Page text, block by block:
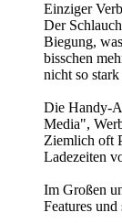
Einziger
Der
Biegung,
bisschen
nicht so stark
Die Handy-
Media",
Ziemlich oft
Ladezeiten
Im Großen
Features